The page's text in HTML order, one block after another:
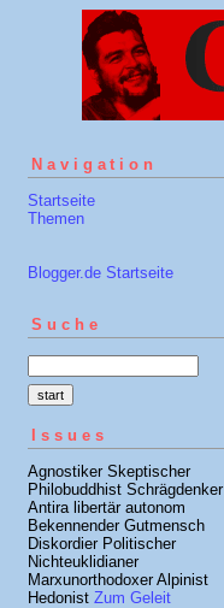
Navigation
Startseite
Themen
Blogger.de Startseite
Suche
Issues
Agnostiker Skeptischer
Philobuddhist Schrägdenker
Antira libertär autonom
Bekennender Gutmensch
Diskordier Politischer
Nichteuklidianer
Marxunorthodoxer Alpinist
Hedonist Zum Geleit